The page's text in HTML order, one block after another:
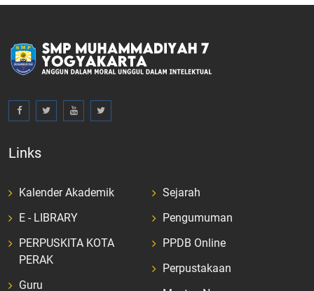
Links
Kalender Akademik
E - LIBRARY
PERPUSKITA KOTA
PERAK
Guru
Sejarah
Pengumuman
PPDB Online
Perpustakaan